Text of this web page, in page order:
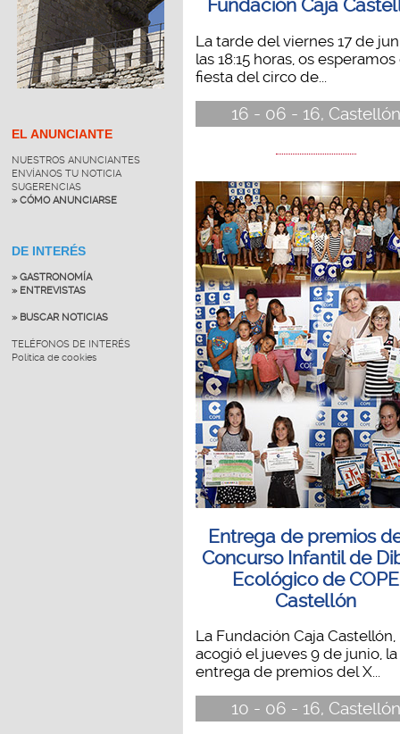
EL ANUNCIANTE
NUESTROS ANUNCIANTES
ENVÍANOS TU NOTICIA
SUGERENCIAS
» CÓMO ANUNCIARSE
DE INTERÉS
» GASTRONOMÍA
» ENTREVISTAS
» BUSCAR NOTICIAS
TELÉFONOS DE INTERÉS
Política de cookies
Fundación Caja
La tarde del viernes 17 de
las 18:15 horas, os esperamos
fiesta del circo de...
16 - 06 - 16, Castellón
Entrega de premios
Concurso Infantil de
Ecológico de COPE
Castellón
La Fundación Caja Castellón,
acogió el jueves 9 de junio, la
entrega de premios del X...
10 - 06 - 16, Castellón